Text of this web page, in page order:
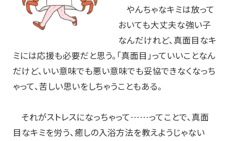
やんちゃなキミは放って
おいても大丈夫な強い子
なんだけれど、真面目なキ
ミには応援も必要だと思う。「真面目」っていいことなん
だけど、いい意味でも悪い意味でも妥協できなくなっち
ゃって、苦しい思いをしちゃうこともある。
それがストレスになっちゃって……ってことで、真面
目なキミを労う、癒しの入浴方法を教えようじゃない